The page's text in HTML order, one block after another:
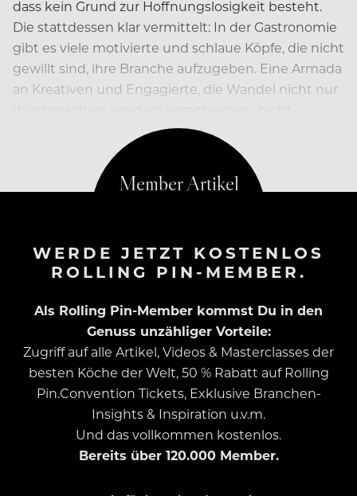
dass kein Grund zur Hoffnungslosigkeit besteht.
Die stattdessen klar vermittelt: In der Gastronomie
gibt es viele motivierte und schlaue Köpfe, die nicht
gewillt sind, ihre Branche aufzugeben. Eine Armada
an Kreativen und Engagierte, die Wandel nicht nur
Probleme sehen, sondern Lösungen.
WERDE JETZT KOSTENLOS
ROLLING PIN-MEMBER.
Als Rolling Pin-Member kommst Du in den
Genuss unzähliger Vorteile:
Zugriff auf alle Artikel, Videos & Masterclasses der
besten Köche der Welt, 50 % Rabatt auf Rolling
Pin.Convention Tickets, Exklusive Branchen-
Insights & Inspiration u.v.m.
Und das vollkommen kostenlos.
Bereits über 120.000 Member.